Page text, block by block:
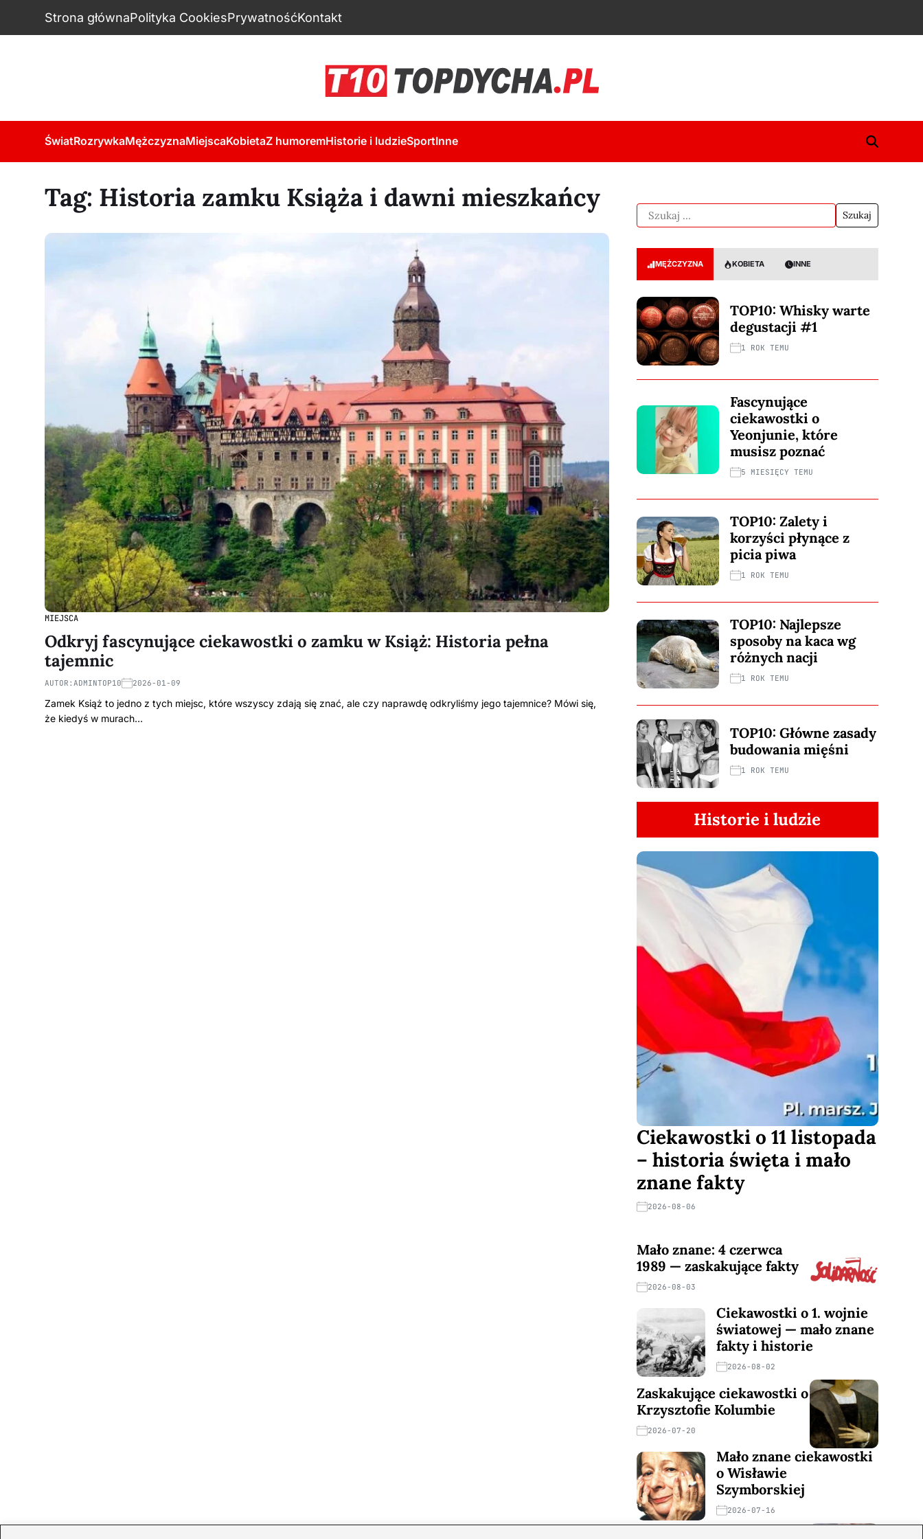
Strona głównaPolityka CookiesPrywatnośćKontakt
ŚwiatRozrywkaMężczyznaMiejscaKobietaZ humoremHistorie i ludzieSportInne
Tag: Historia zamku Książa i dawni mieszkańcy
MIEJSCA
Odkryj fascynujące ciekawostki o zamku w Książ: Historia pełna
tajemnic
AUTOR: ADMINTOP10 2026-01-09
Zamek Książ to jedno z tych miejsc, które wszyscy zdają się znać, ale czy naprawdę odkryliśmy jego tajemnice? Mówi się,
że kiedyś w murach…
MĘŻCZYZNA KOBIETA INNE
TOP10: Whisky warte
degustacji #1
1 ROK TEMU
Fascynujące
ciekawostki o
Yeonjunie, które
musisz poznać
5 MIESIĘCY TEMU
TOP10: Zalety i
korzyści płynące z
picia piwa
1 ROK TEMU
TOP10: Najlepsze
sposoby na kaca wg
różnych nacji
1 ROK TEMU
TOP10: Główne zasady
budowania mięśni
1 ROK TEMU
Historie i ludzie
Ciekawostki o 11 listopada
– historia święta i mało
znane fakty
2026-08-06
Mało znane: 4 czerwca
1989 — zaskakujące fakty
2026-08-03
Ciekawostki o 1. wojnie
światowej — mało znane
fakty i historie
2026-08-02
Zaskakujące ciekawostki o
Krzysztofie Kolumbie
2026-07-20
Mało znane ciekawostki
o Wisławie
Szymborskiej
2026-07-16